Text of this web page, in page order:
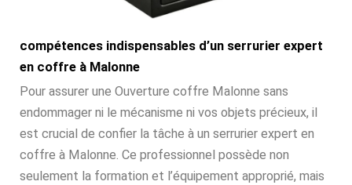
compétences indispensables d’un serrurier expert
en coffre à Malonne
Pour assurer une Ouverture coffre Malonne sans
endommager ni le mécanisme ni vos objets précieux, il
est crucial de confier la tâche à un serrurier expert en
coffre à Malonne. Ce professionnel possède non
seulement la formation et l’équipement approprié, mais